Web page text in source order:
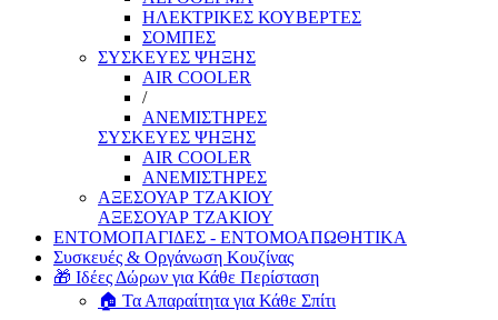
ΗΛΕΚΤΡΙΚΕΣ ΚΟΥΒΕΡΤΕΣ
ΣΟΜΠΕΣ
ΣΥΣΚΕΥΕΣ ΨΗΞΗΣ
AIR COOLER
/
ΑΝΕΜΙΣΤΗΡΕΣ
ΣΥΣΚΕΥΕΣ ΨΗΞΗΣ
AIR COOLER
ΑΝΕΜΙΣΤΗΡΕΣ
ΑΞΕΣΟΥΑΡ ΤΖΑΚΙΟΥ
ΑΞΕΣΟΥΑΡ ΤΖΑΚΙΟΥ
ΕΝΤΟΜΟΠΑΓΙΔΕΣ - ΕΝΤΟΜΟΑΠΩΘΗΤΙΚΑ
Συσκευές & Οργάνωση Κουζίνας
🎁 Ιδέες Δώρων για Κάθε Περίσταση
🏠 Τα Απαραίτητα για Κάθε Σπίτι